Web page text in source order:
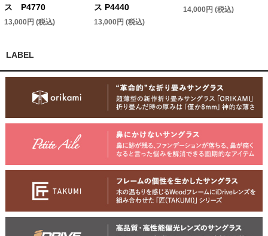
ス P4770
13,000円 (税込)
ス P4440
13,000円 (税込)
14,000円 (税込)
LABEL